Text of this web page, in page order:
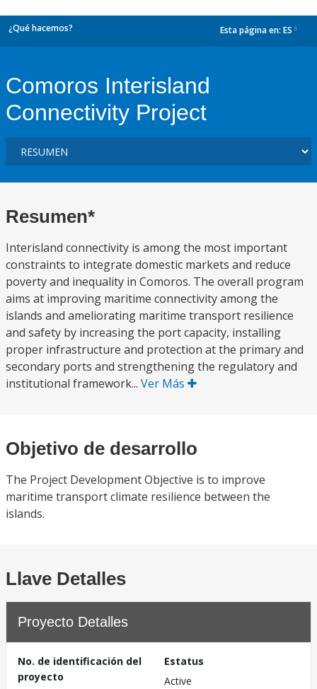
¿Qué hacemos? Esta página en: ES
Comoros Interisland
Connectivity Project
Resumen*
Interisland connectivity is among the most important
constraints to integrate domestic markets and reduce
poverty and inequality in Comoros. The overall program
aims at improving maritime connectivity among the
islands and ameliorating maritime transport resilience
and safety by increasing the port capacity, installing
proper infrastructure and protection at the primary and
secondary ports and strengthening the regulatory and
institutional framework... Ver Más
Objetivo de desarrollo
The Project Development Objective is to improve
maritime transport climate resilience between the
islands.
Llave Detalles
Proyecto Detalles
No. de identificación del
proyecto
Estatus
Active